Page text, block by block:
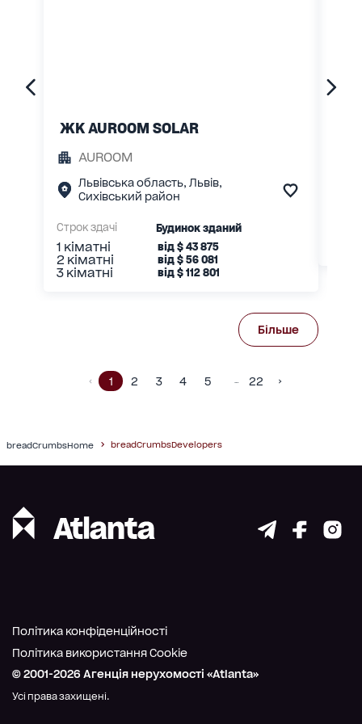
ЖК AUROOM SOLAR
AUROOM
Львівська область, Львів,
Сихівський район
Строк здачі Будинок зданий
1 кіматні від $ 43 875
2 кіматні від $ 56 081
3 кіматні від $ 112 801
Більше
1 2 3 4 5 … 22
breadCrumbsHome breadCrumbsDevelopers
© 2001-2026 Агенція нерухомості «Atlanta»
Усі права захищені.
Політика конфіденційності
Політика використання Cookie